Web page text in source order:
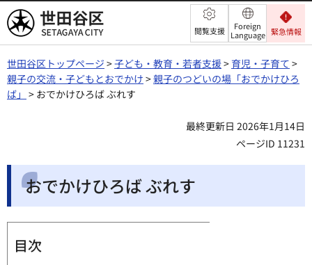
世田谷区 閲覧支援
Foreign
Language 緊急情報
世田谷区トップページ >子ども・教育・若者支援> 育児・子育て >
親子の交流・子どもとおでかけ >親子のつどいの場「おでかけひろ
ば」 > おでかけひろば ぶれす
最終更新日 2026年1月14日
ページID 11231
おでかけひろば ぶれす
目次